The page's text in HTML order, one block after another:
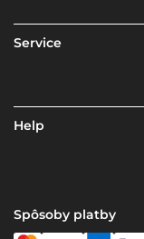
Service
Help
Spôsoby platby